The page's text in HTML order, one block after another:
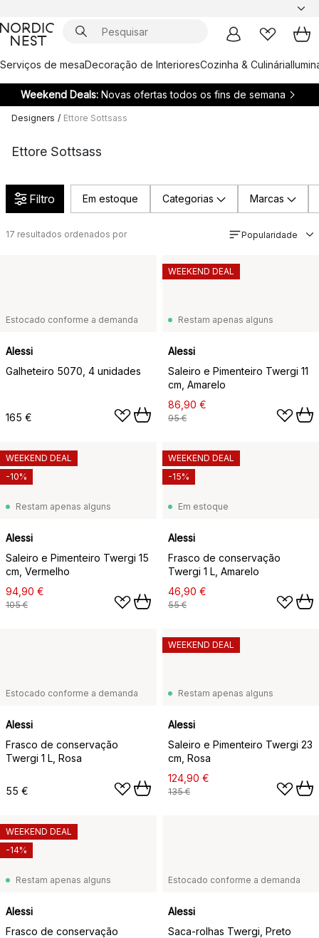
Serviços de mesaDecoração de InterioresCozinha & Culinária
Weekend Deals: Novas ofertas todos os fins de semana
Designers / Ettore Sottsass
Ettore Sottsass
Filtro Em estoque Categorias Marcas
17 resultados ordenados por Popularidade
Estocado conforme a demanda
Alessi
Galheteiro 5070, 4 unidades
165 €
Restam apenas alguns
Alessi
Saleiro e Pimenteiro Twergi 11
cm, Amarelo
86,90 €
95 €
WEEKEND DEAL
Restam apenas alguns
Alessi
Saleiro e Pimenteiro Twergi 15
cm, Vermelho
94,90 €
105 €
WEEKEND DEAL
-10%
Em estoque
Alessi
Frasco de conservação
Twergi 1 L, Amarelo
46,90 €
55 €
WEEKEND DEAL
-15%
Estocado conforme a demanda
Alessi
Frasco de conservação
Twergi 1 L, Rosa
55 €
Restam apenas alguns
Alessi
Saleiro e Pimenteiro Twergi 23
cm, Rosa
124,90 €
135 €
WEEKEND DEAL
Restam apenas alguns
Alessi
Frasco de conservação
WEEKEND DEAL
-14%
Estocado conforme a demanda
Alessi
Saca-rolhas Twergi, Preto